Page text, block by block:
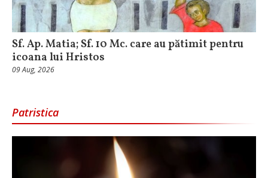
Sf. Ap. Matia; Sf. 10 Mc. care au pătimit pentru
icoana lui Hristos
09 Aug, 2026
Patristica